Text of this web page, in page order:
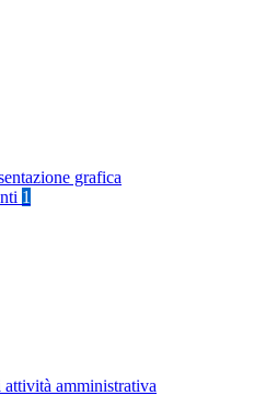
grafica
1
attività amministrativa